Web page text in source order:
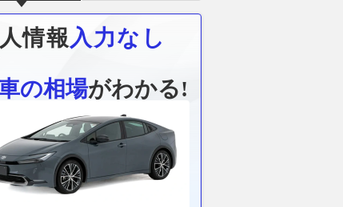
情報 入力なし
の相場がわかる!